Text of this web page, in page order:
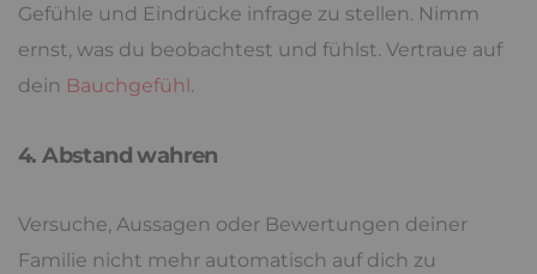
Gefühle und Eindrücke infrage zu stellen. Nimm
ernst, was du beobachtest und fühlst. Vertraue auf
dein Bauchgefühl.
4. Abstand wahren
Versuche, Aussagen oder Bewertungen deiner
Familie nicht mehr automatisch auf dich zu